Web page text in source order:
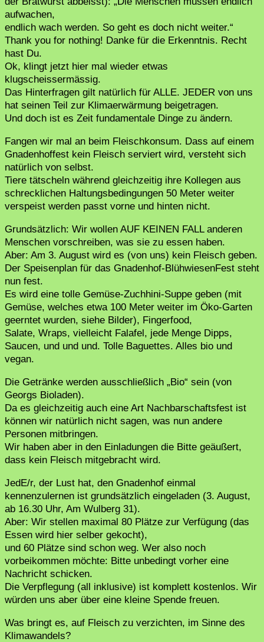
aufwachen,
endlich wach werden. So geht es doch nicht weiter.“
Thank you for nothing! Danke für die Erkenntnis. Recht
hast Du.
Ok, klingt jetzt hier mal wieder etwas
klugscheissermässig.
Das Hinterfragen gilt natürlich für ALLE. JEDER von uns
hat seinen Teil zur Klimaerwärmung beigetragen.
Und doch ist es Zeit fundamentale Dinge zu ändern.
Fangen wir mal an beim Fleischkonsum. Dass auf einem
Gnadenhoffest kein Fleisch serviert wird, versteht sich
natürlich von selbst.
Tiere tätscheln während gleichzeitig ihre Kollegen aus
schrecklichen Haltungsbedingungen 50 Meter weiter
verspeist werden passt vorne und hinten nicht.
Grundsätzlich: Wir wollen AUF KEINEN FALL anderen
Menschen vorschreiben, was sie zu essen haben.
Aber: Am 3. August wird es (von uns) kein Fleisch geben.
Der Speisenplan für das Gnadenhof-BlühwiesenFest steht
nun fest.
Es wird eine tolle Gemüse-Zuchhini-Suppe geben (mit
Gemüse, welches etwa 100 Meter weiter im Öko-Garten
geerntet wurden, siehe Bilder), Fingerfood,
Salate, Wraps, vielleicht Falafel, jede Menge Dipps,
Saucen, und und und. Tolle Baguettes. Alles bio und
vegan.
Die Getränke werden ausschließlich „Bio“ sein (von
Georgs Bioladen).
Da es gleichzeitig auch eine Art Nachbarschaftsfest ist
können wir natürlich nicht sagen, was nun andere
Personen mitbringen.
Wir haben aber in den Einladungen die Bitte geäußert,
dass kein Fleisch mitgebracht wird.
JedE/r, der Lust hat, den Gnadenhof einmal
kennenzulernen ist grundsätzlich eingeladen (3. August,
ab 16.30 Uhr, Am Wulberg 31).
Aber: Wir stellen maximal 80 Plätze zur Verfügung (das
Essen wird hier selber gekocht),
und 60 Plätze sind schon weg. Wer also noch
vorbeikommen möchte: Bitte unbedingt vorher eine
Nachricht schicken.
Die Verpflegung (all inklusive) ist komplett kostenlos. Wir
würden uns aber über eine kleine Spende freuen.
Was bringt es, auf Fleisch zu verzichten, im Sinne des
Klimawandels?